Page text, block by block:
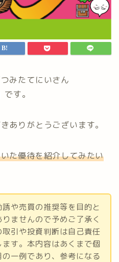
みたてにいさん
です。
ありがとうございます。
た優待を紹介してみたい
や売買の推奨等を目的と
ませんので予めご了承く
引や投資判断は自己責任
す。本内容はあくまで個
一例であり、参考になる